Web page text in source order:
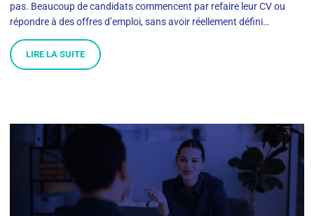
pas. Beaucoup de candidats commencent par refaire leur CV ou
répondre à des offres d’emploi, sans avoir réellement défini…
LIRE LA SUITE